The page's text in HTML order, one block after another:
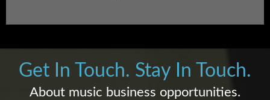
Get In Touch. Stay In Touch.
About music business opportunities.